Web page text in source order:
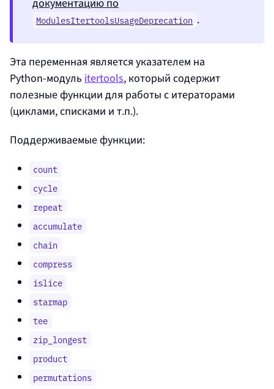
документацию по
ModulesItertoolsUsageDeprecation .
Эта переменная является указателем на
Python‑модуль itertools, который содержит
полезные функции для работы с итераторами
(циклами, списками и т.п.).
Поддерживаемые функции:
count
cycle
repeat
accumulate
chain
compress
islice
starmap
tee
zip_longest
product
permutations